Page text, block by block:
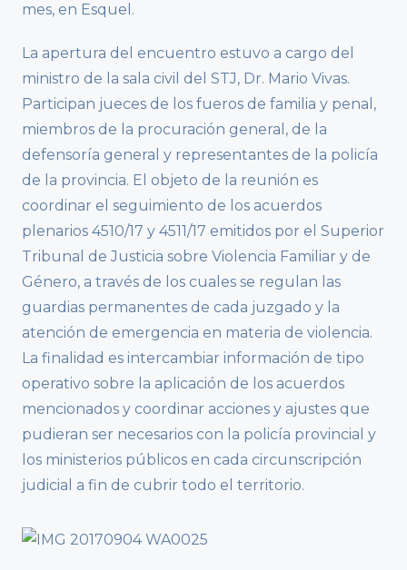
mes, en Esquel.
La apertura del encuentro estuvo a cargo del
ministro de la sala civil del STJ, Dr. Mario Vivas.
Participan jueces de los fueros de familia y penal,
miembros de la procuración general, de la
defensoría general y representantes de la policía
de la provincia. El objeto de la reunión es
coordinar el seguimiento de los acuerdos
plenarios 4510/17 y 4511/17 emitidos por el Superior
Tribunal de Justicia sobre Violencia Familiar y de
Género, a través de los cuales se regulan las
guardias permanentes de cada juzgado y la
atención de emergencia en materia de violencia.
La finalidad es intercambiar información de tipo
operativo sobre la aplicación de los acuerdos
mencionados y coordinar acciones y ajustes que
pudieran ser necesarios con la policía provincial y
los ministerios públicos en cada circunscripción
judicial a fin de cubrir todo el territorio.